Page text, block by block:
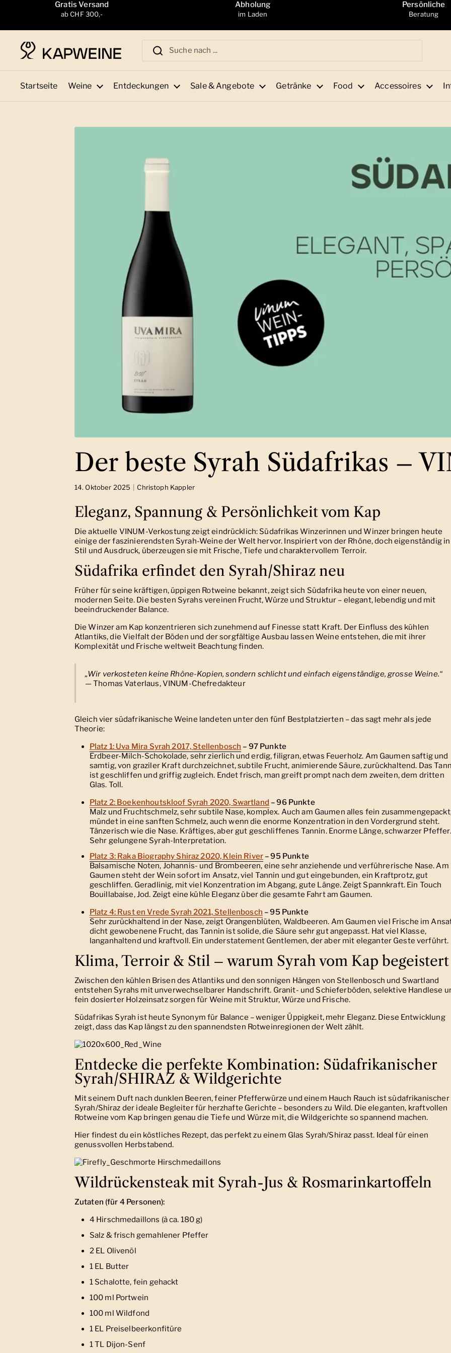
Zum Inhalt springenGratis Versand
ab CHF 300,-
Abholung
im Laden
Persönliche
Beratung
Startseite Weine Entdeckungen Sale & Angebote Getränke Food Accessoires
Der beste Syrah Südafrikas –
14. Oktober 2025 Christoph Kappler
Eleganz, Spannung & Persönlichkeit vom Kap
Die aktuelle VINUM-Verkostung zeigt eindrücklich: Südafrikas Winzerinnen und Winzer bringen heute
einige der faszinierendsten Syrah-Weine der Welt hervor. Inspiriert von der Rhône, doch eigenständig in
Stil und Ausdruck, überzeugen sie mit Frische, Tiefe und charaktervollem Terroir.
Südafrika erfindet den Syrah/Shiraz neu
Früher für seine kräftigen, üppigen Rotweine bekannt, zeigt sich Südafrika heute von einer neuen,
modernen Seite. Die besten Syrahs vereinen Frucht, Würze und Struktur – elegant, lebendig und mit
beeindruckender Balance.
Die Winzer am Kap konzentrieren sich zunehmend auf Finesse statt Kraft. Der Einfluss des kühlen
Atlantiks, die Vielfalt der Böden und der sorgfältige Ausbau lassen Weine entstehen, die mit ihrer
Komplexität und Frische weltweit Beachtung finden.
„Wir verkosteten keine Rhône-Kopien, sondern schlicht und einfach eigenständige, grosse Weine.“
— Thomas Vaterlaus, VINUM-Chefredakteur
Gleich vier südafrikanische Weine landeten unter den fünf Bestplatzierten – das sagt mehr als jede
Theorie:
Platz 1: Uva Mira Syrah 2017, Stellenbosch – 97 Punkte
Erdbeer-Milch-Schokolade, sehr zierlich und erdig, filigran, etwas Feuerholz. Am Gaumen saftig und
samtig, von graziler Kraft durchzeichnet, subtile Frucht, animierende Säure, zurückhaltend. Das
ist geschliffen und griffig zugleich. Endet frisch, man greift prompt nach dem zweiten, dem dritten
Glas. Toll.
Platz 2: Boekenhoutskloof Syrah 2020, Swartland – 96 Punkte
Malz und Fruchtschmelz, sehr subtile Nase, komplex. Auch am Gaumen alles fein
mündet in eine sanften Schmelz, auch wenn die enorme Konzentration in den Vordergrund steht.
Tänzerisch wie die Nase. Kräftiges, aber gut geschliffenes Tannin. Enorme Länge, schwarzer Pfeffer.
Sehr gelungene Syrah-Interpretation.
Platz 3: Raka Biography Shiraz 2020, Klein River – 95 Punkte
Balsamische Noten, Johannis- und Brombeeren, eine sehr anziehende und verführerische Nase. Am
Gaumen steht der Wein sofort im Ansatz, viel Tannin und gut eingebunden, ein Kraftprotz, gut
geschliffen. Geradlinig, mit viel Konzentration im Abgang, gute Länge. Zeigt Spannkraft. Ein Touch
Bouillabaise, Jod. Zeigt eine kühle Eleganz über die gesamte Fahrt am Gaumen.
Platz 4: Rust en Vrede Syrah 2021, Stellenbosch – 95 Punkte
Sehr zurückhaltend in der Nase, zeigt Orangenblüten, Waldbeeren. Am Gaumen viel Frische im
dicht gewobenene Frucht, das Tannin ist solide, die Säure sehr gut angepasst. Hat viel Klasse,
langanhaltend und kraftvoll. Ein understatement Gentlemen, der aber mit eleganter Geste verführt.
Klima, Terroir & Stil – warum Syrah vom Kap begeistert
Zwischen den kühlen Brisen des Atlantiks und den sonnigen Hängen von Stellenbosch und Swartland
entstehen Syrahs mit unverwechselbarer Handschrift. Granit- und Schieferböden, selektive Handlese
fein dosierter Holzeinsatz sorgen für Weine mit Struktur, Würze und Frische.
Südafrikas Syrah ist heute Synonym für Balance – weniger Üppigkeit, mehr Eleganz. Diese Entwicklung
zeigt, dass das Kap längst zu den spannendsten Rotweinregionen der Welt zählt.
Entdecke die perfekte Kombination: Südafrikanischer
Syrah/SHIRAZ & Wildgerichte
Mit seinem Duft nach dunklen Beeren, feiner Pfefferwürze und einem Hauch Rauch ist südafrikanischer
Syrah/Shiraz der ideale Begleiter für herzhafte Gerichte – besonders zu Wild. Die eleganten, kraftvollen
Rotweine vom Kap bringen genau die Tiefe und Würze mit, die Wildgerichte so spannend machen.
Hier findest du ein köstliches Rezept, das perfekt zu einem Glas Syrah/Shiraz passt. Ideal für einen
genussvollen Herbstabend.
Wildrückensteak mit Syrah-Jus & Rosmarinkartoffeln
Zutaten (für 4 Personen):
4 Hirschmedaillons (à ca. 180 g)
Salz & frisch gemahlener Pfeffer
2 EL Olivenöl
1 EL Butter
1 Schalotte, fein gehackt
100 ml Portwein
100 ml Wildfond
1 EL Preiselbeerkonfitüre
1 TL Dijon-Senf